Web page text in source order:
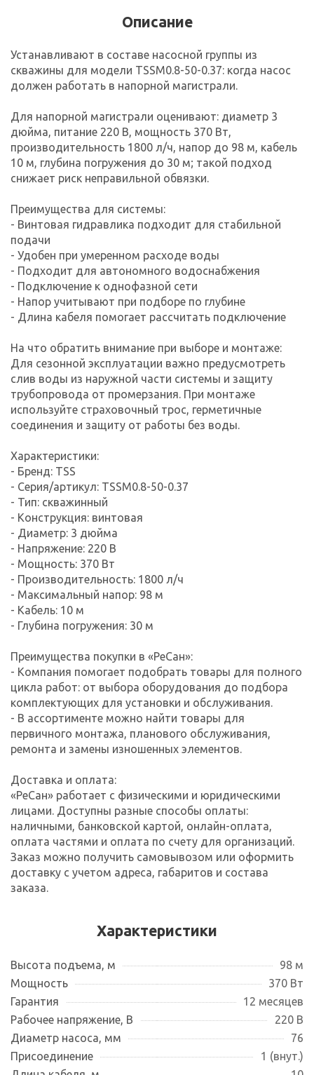
Описание
Устанавливают в составе насосной группы из
скважины для модели TSSM0.8-50-0.37: когда насос
должен работать в напорной магистрали.
Для напорной магистрали оценивают: диаметр 3
дюйма, питание 220 В, мощность 370 Вт,
производительность 1800 л/ч, напор до 98 м, кабель
10 м, глубина погружения до 30 м; такой подход
снижает риск неправильной обвязки.
Преимущества для системы:
- Винтовая гидравлика подходит для стабильной
подачи
- Удобен при умеренном расходе воды
- Подходит для автономного водоснабжения
- Подключение к однофазной сети
- Напор учитывают при подборе по глубине
- Длина кабеля помогает рассчитать подключение
На что обратить внимание при выборе и монтаже:
Для сезонной эксплуатации важно предусмотреть
слив воды из наружной части системы и защиту
трубопровода от промерзания. При монтаже
используйте страховочный трос, герметичные
соединения и защиту от работы без воды.
Характеристики:
- Бренд: TSS
- Серия/артикул: TSSM0.8-50-0.37
- Тип: скважинный
- Конструкция: винтовая
- Диаметр: 3 дюйма
- Напряжение: 220 В
- Мощность: 370 Вт
- Производительность: 1800 л/ч
- Максимальный напор: 98 м
- Кабель: 10 м
- Глубина погружения: 30 м
Преимущества покупки в «РеСан»:
- Компания помогает подобрать товары для полного
цикла работ: от выбора оборудования до подбора
комплектующих для установки и обслуживания.
- В ассортименте можно найти товары для
первичного монтажа, планового обслуживания,
ремонта и замены изношенных элементов.
Доставка и оплата:
«РеСан» работает с физическими и юридическими
лицами. Доступны разные способы оплаты:
наличными, банковской картой, онлайн-оплата,
оплата частями и оплата по счету для организаций.
Заказ можно получить самовывозом или оформить
доставку с учетом адреса, габаритов и состава
заказа.
Характеристики
Высота подъема, м
98 м
Мощность
370 Вт
Гарантия
12 месяцев
Рабочее напряжение, В
220 В
Диаметр насоса, мм
76
Присоединение
1 (внут.)